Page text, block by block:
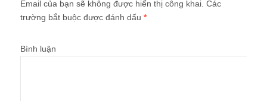
Email của bạn sẽ không được hiển thị công khai. Các
trường bắt buộc được đánh dấu *
Bình luận